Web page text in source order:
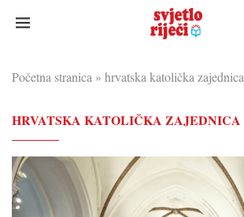
Početna stranica » hrvatska katolička zajednica
HRVATSKA KATOLIČKA ZAJEDNICA